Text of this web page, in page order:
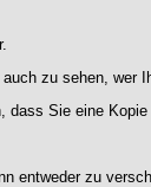
zu sehen, wer
dass Sie eine
entweder zu